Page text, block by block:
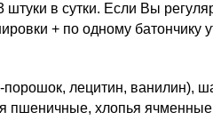
в сутки. Если Вы
+ по одному батончику
лецитин, ванилин),
хлопья